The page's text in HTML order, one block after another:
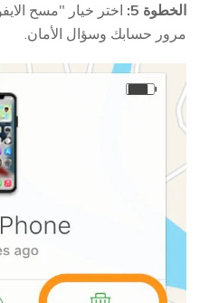
الخطوة 5:
اختر خيار "مسح
مرور حسابك وسؤال الأمان.